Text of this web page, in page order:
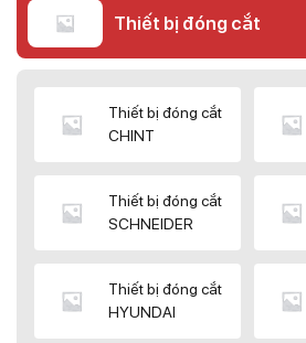
Thiết bị đóng cắt
Thiết bị đóng cắt
CHINT
Thiết bị đóng cắt
SCHNEIDER
Thiết bị đóng cắt
HYUNDAI